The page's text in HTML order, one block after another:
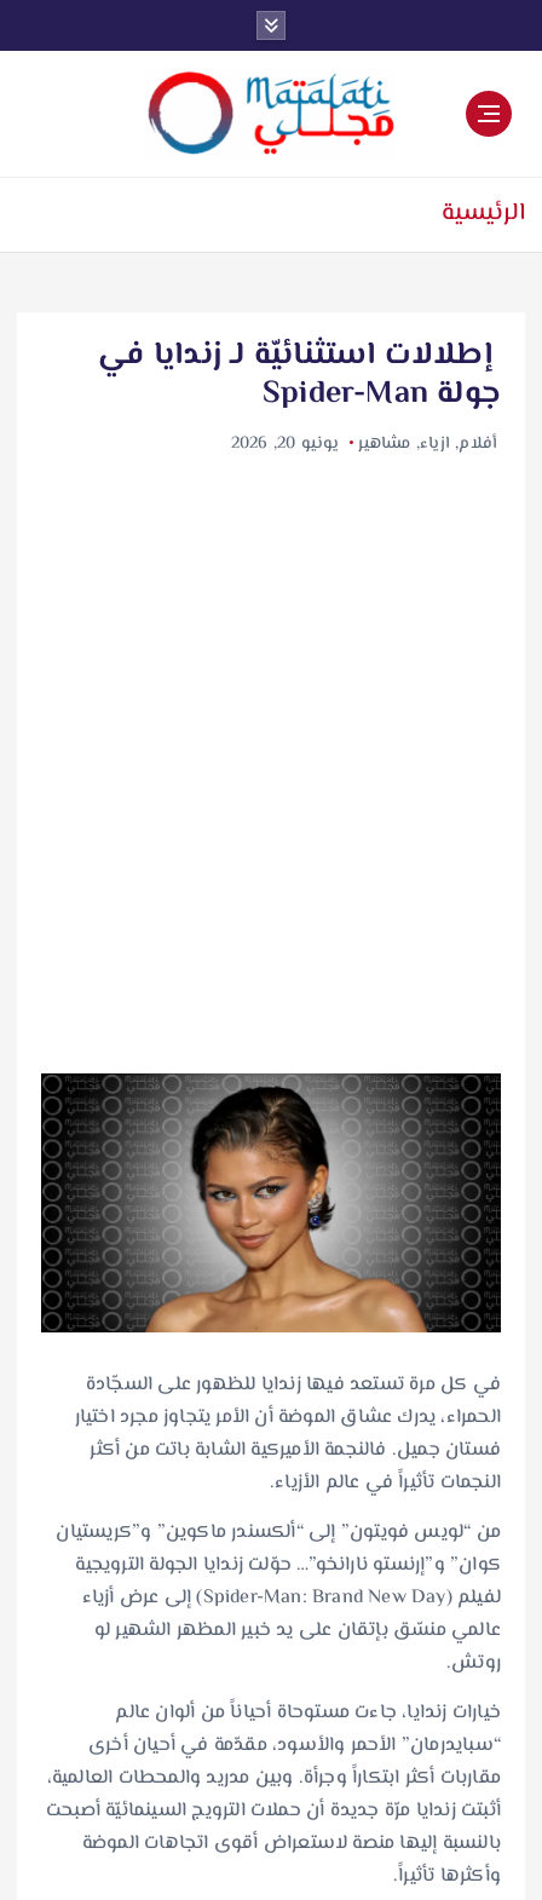
ل
الرئيسية
إطلالات استثنائيّة لـ زندايا في
جولة Spider-Man
أفلام, ازياء, مشاهير يونيو 20, 2026
في كل مرة تستعد فيها زندايا للظهور على السجّادة
الحمراء، يدرك عشاق الموضة أن الأمر يتجاوز مجرد اختيار
فستان جميل. فالنجمة الأميركية الشابة باتت من أكثر
النجمات تأثيراً في عالم الأزياء.
من “لويس فويتون” إلى “ألكسندر ماكوين” و”كريستيان
كوان” و”إرنستو نارانخو”… حوّلت زندايا الجولة الترويجية
لفيلم (Spider-Man: Brand New Day) إلى عرض أزياء
عالمي منسّق بإتقان على يد خبير المظهر الشهير لو
روتش.
خيارات زندايا، جاءت مستوحاة أحياناً من ألوان عالم
“سبايدرمان” الأحمر والأسود، مقدّمة في أحيان أخرى
مقاربات أكثر ابتكاراً وجرأة. وبين مدريد والمحطات العالمية،
أثبتت زندايا مرّة جديدة أن حملات الترويج السينمائيّة أصبحت
بالنسبة إليها منصة لاستعراض أقوى اتجاهات الموضة
وأكثرها تأثيراً.